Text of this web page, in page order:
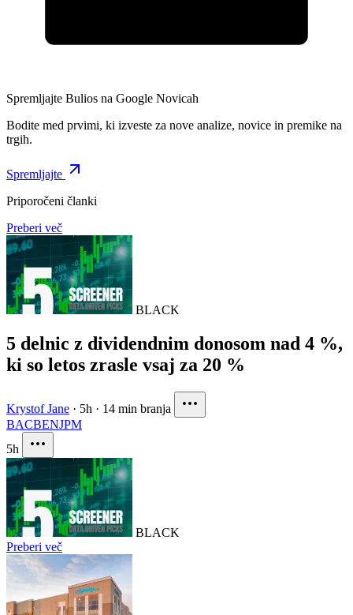
Spremljajte Bulios na Google Novicah
Bodite med prvimi, ki izveste za nove analize, novice in premike na
trgih.
Spremljajte
Priporočeni članki
Preberi več
BLACK
5 delnic z dividendnim donosom nad 4 %,
ki so letos zrasle vsaj za 20 %
Krystof Jane · 5h · 14 min branja
BACBENJPM
5h
BLACK
Preberi več